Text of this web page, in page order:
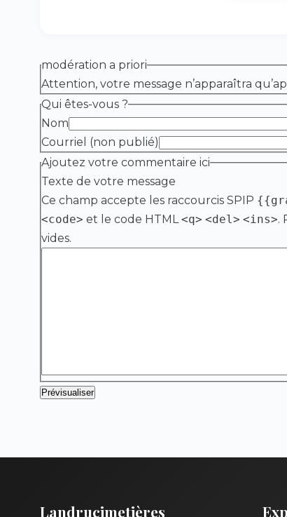
modération a priori
Attention, votre message n’apparaîtra
Qui êtes-vous ?
Nom
Courriel (non publié)
Ajoutez votre commentaire ici
Texte de votre message
Ce champ accepte les raccourcis SPIP
<code> et le code HTML<q> <del> <ins>.
vides.
Landrucimetières